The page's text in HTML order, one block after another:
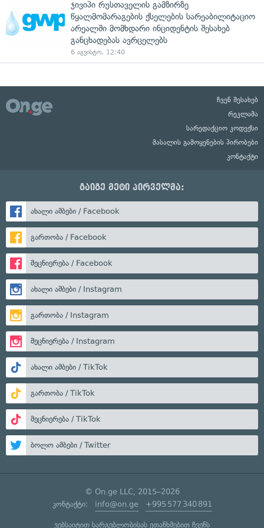
ჯივიპი რუსთაველის გამზირზე
წყალმომარაგების ქსელების სარეაბილიტაციო
არეალში მომხდარი ინციდენტის შესახებ
განცხადებას ავრცელებს
6 აგვისტო, 12:40
ჩვენ შესახებ
რეკლამა
სარედაქციო კოდექსი
მასალის გამოყენების პირობები
კონტაქტი
გაიგე მეტი პირველმა:
ახალი ამბები / Facebook
გართობა / Facebook
მეცნიერება / Facebook
ახალი ამბები / Instagram
გართობა / Instagram
მეცნიერება / Instagram
ახალი ამბები / TikTok
გართობა / TikTok
მეცნიერება / TikTok
ბოლო ამბები / Twitter
© On.ge LLC, 2015–2026
კონტაქტი: info@on.ge +995 577 340 891
ვებსაიტით სარგებლობისას ეთანხმებით ჩვენს